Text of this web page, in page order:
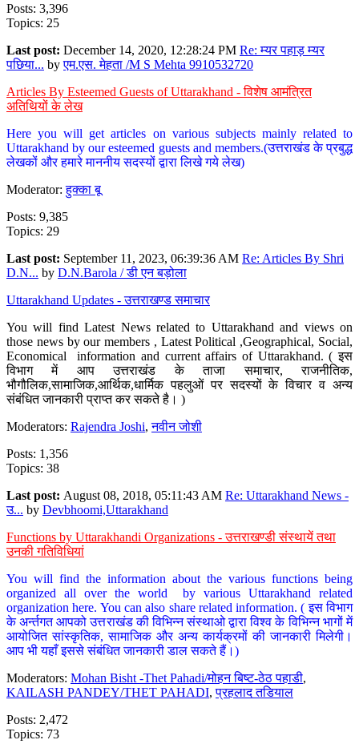
Posts: 3,396
Topics: 25
Last post: December 14, 2020, 12:28:24 PM Re: म्यर पहाड़ म्यर
पछिया... byएम.एस. मेहता /M S Mehta 9910532720
Articles By Esteemed Guests of Uttarakhand - विशेष आमंत्रित
अतिथियों के लेख
Here you will get articles on various subjects mainly related to
Uttarakhand by our esteemed guests and members.(उत्तराखंड के प्रबुद्ध
लेखकों और हमारे माननीय सदस्यों द्वारा लिखे गये लेख)
Moderator:हुक्का बू
Posts: 9,385
Topics: 29
Last post: September 11, 2023, 06:39:36 AM Re: Articles By Shri
D.N... by D.N.Barola / डी एन बड़ोला
Uttarakhand Updates - उत्तराखण्ड समाचार
You will find Latest News related to Uttarakhand and views on
those news by our members , Latest Political ,Geographical, Social,
Economical information and current affairs of Uttarakhand. ( इस
विभाग में आप उत्तराखंड के ताजा समाचार, राजनीतिक,
भौगौलिक,सामाजिक,आर्थिक,धार्मिक पहलुओं पर सदस्यों के विचार व अन्य
संबंधित जानकारी प्राप्त कर सकते है। )
Moderators: Rajendra Joshi,नवीन जोशी
Posts: 1,356
Topics: 38
Last post: August 08, 2018, 05:11:43 AM Re: Uttarakhand News -
उ... by Devbhoomi,Uttarakhand
Functions by Uttarakhandi Organizations - उत्तराखण्डी संस्थायें तथा
उनकी गतिविधियां
You will find the information about the various functions being
organized all over the world by various Uttarakhand related
organization here. You can also share related information. ( इस विभाग
के अर्न्तगत आपको उत्तराखंड की विभिन्न संस्थाओ द्वारा विश्व के विभिन्न भागों में
आयोजित सांस्कृतिक, सामाजिक और अन्य कार्यक्रमों की जानकारी मिलेगी।
आप भी यहाँ इससे संबंधित जानकारी डाल सकते हैं।)
Moderators: Mohan Bisht -Thet Pahadi/मोहन बिष्ट-ठेठ पहाडी,
KAILASH PANDEY/THET PAHADI,प्रहलाद तडियाल
Posts: 2,472
Topics: 73